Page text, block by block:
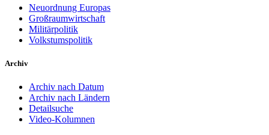
Neuordnung Europas
Großraumwirtschaft
Militärpolitik
Volkstumspolitik
Archiv
Archiv nach Datum
Archiv nach Ländern
Detailsuche
Video-Kolumnen